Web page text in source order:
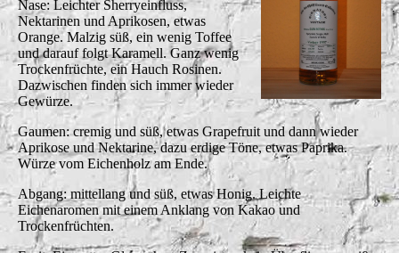
Nase: Leichter Sherryeinfluss,
Nektarinen und Aprikosen, etwas
Orange. Malzig süß, ein wenig Toffee
und darauf folgt Karamell. Ganz wenig
Trockenfrüchte, ein Hauch Rosinen.
Dazwischen finden sich immer wieder
Gewürze.
Gaumen: cremig und süß, etwas Grapefruit und dann wieder
Aprikose und Nektarine, dazu erdige Töne, etwas Paprika.
Würze vom Eichenholz am Ende.
Abgang: mittellang und süß, etwas Honig. Leichte
Eichenaromen mit einem Anklang von Kakao und
Trockenfrüchten.